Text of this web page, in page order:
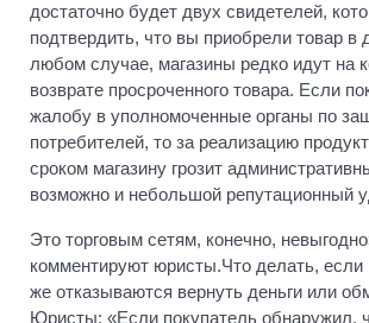
достаточно будет двух свидетелей,
подтвердить, что вы приобрели товар в
любом случае, магазины редко идут на
возврате просроченного товара. Если
жалобу в уполномоченные органы по
потребителей, то за реализацию
сроком магазину грозит
возможно и небольшой репутационный
Это торговым сетям, конечно,
комментируют юристы.Что делать, если
же отказываются вернуть деньги или
Юристы: «Если покупатель обнаружил,